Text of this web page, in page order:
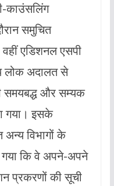
काउंसलिंग
समुचित
एडिशनल एसपी
लोक अदालत से
समयबद्ध और सम्यक
गया। इसके
अन्य विभागों के
गया कि वे अपने-अपने
प्रकरणों की सूची